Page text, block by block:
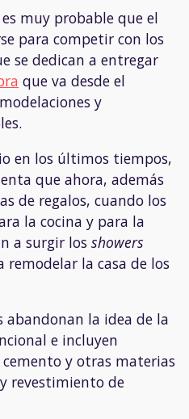
muy probable que el
para competir con los
se dedican a entregar
que va desde el
y
en los últimos tiempos,
que ahora, además
de regalos, cuando los
la cocina y para la
a surgir los showers
la casa de los
abandonan la idea de la
e incluyen
y otras materias
revestimiento de